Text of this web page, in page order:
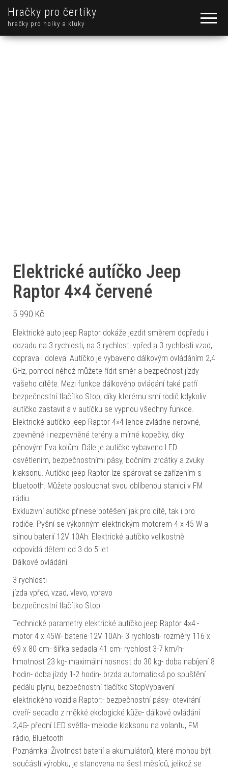
Hračky pro čertíky
hračky pro holky a kluky
Elektrické autíčko Jeep
Raptor 4×4 červené
5 990 Kč
Elektrické auto jeep Raptor dokáže jezdit směrem dopředu i
dozadu na 3 rychlosti, na 3 rychlosti vpřed a 3 rychlosti vzad,
doprava i doleva. Autíčko je vybaveno dálkovým ovládáním 2,4
GHz, pomocí něhož můžete řídit směr a bezpečnost jízdy
vašeho dítěte. Mezi funkce dálkového ovládání také patří
bezpečnostní tlačítko Stop, díky kterému smí rodič kdykoliv
autíčko zastavit a v autíčku se vypnou všechny funkce.
Elektrické autíčko jeep Raptor 4×4 lehce zvládne nerovné,
zpevněné i nezpevněné terény a mírné kopečky, díky
pěnovým Eva kolům. Dále je autíčko vybaveno LED
osvětlením, bezpečnostními pásy, bočními zrcátky a zvuky
klaksonu. Autíčko jeep Raptor lze spárovat se zařízením s
bluetooth. Můžete poslouchat svou oblíbenou stanici v FM
rádiu.
Exkluzivní autíčko přinese potěšení jak pro dítě, tak i pro
rodiče. Pyšní se výkonným elektrickým motorem 4 x 45 W a
silnou baterií 12V 10Ah. Elektrické autíčko velikostně
odpovídá dětem od 3 do 5 let.
Dálkové ovládání:
3 rychlosti
jízda vpřed, vzad, vlevo, vpravo
bezpečnostní tlačítko Stop
Technické parametry elektrické autíčko jeep Raptor 4×4:-
motor 4 x 45W- baterie 12V 10Ah- 3 rychlosti- rozměry 116 x
69 x 80 cm- šířka sedadla 41 cm- rychlost 3-7 km/h-
hmotnost 23 kg- maximální nosnost do 30 kg- doba nabíjení 8
hodin- doba jízdy 1-2 hodin- brzda automatická po spuštění
pedálu plynu, bezpečnostní tlačítko StopVybavení
elektrického vozidla Raptor:- bezpečnostní pásy- otevírání
dveří- sedadlo z měkké ekologické kůže- dálkové ovládání
2,4G- přední LED světla- melodie klaksonu na volantu, FM
rádio, Bluetooth
Poznámka: Životnost baterií a akumulátorů, které mohou být
součástí výrobku, je stanovena na šest měsíců, jelikož se